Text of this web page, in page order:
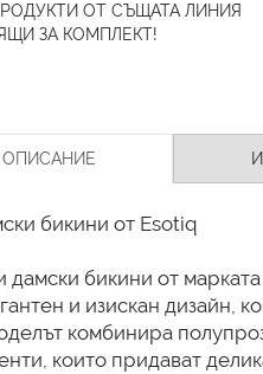
ОТ СЪЩАТА ЛИНИЯ
ЗА КОМПЛЕКТ!
ОПИСАНИЕ
бикини от Esotiq
дамски бикини от
и изискан дизайн,
комбинира
които придават